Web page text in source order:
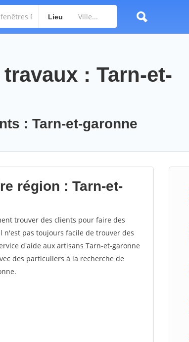
Lieu
: Tarn-et-
: Tarn-et-garonne
région : Tarn-et-
trouver des clients pour faire des
pas toujours facile de trouver des
d'aide aux artisans Tarn-et-garonne
des particuliers à la recherche de